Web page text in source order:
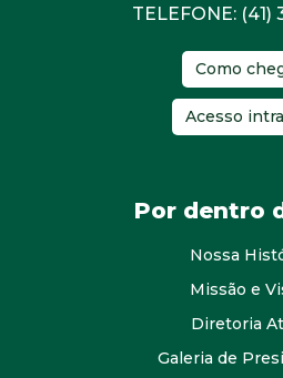
TELEFONE: (41)
Como
Acesso
Por dentro
Nossa
Missão e
Diretoria
Galeria de